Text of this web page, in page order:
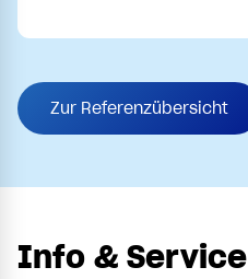
Zur Referenzübersicht
Info & Service